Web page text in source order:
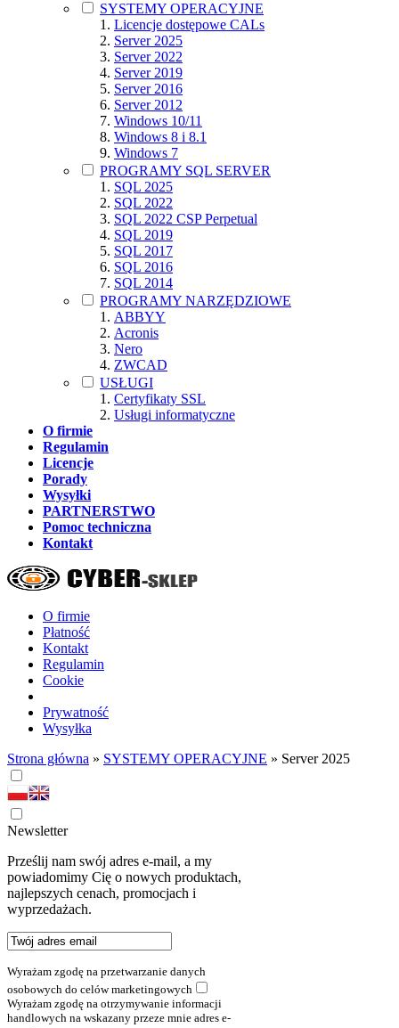
SYSTEMY OPERACYJNE
Licencje dostępowe CALs
Server 2025
Server 2022
Server 2019
Server 2016
Server 2012
Windows 10/11
Windows 8 i 8.1
Windows 7
PROGRAMY SQL SERVER
SQL 2025
SQL 2022
SQL 2022 CSP Perpetual
SQL 2019
SQL 2017
SQL 2016
SQL 2014
PROGRAMY NARZĘDZIOWE
ABBYY
Acronis
Nero
ZWCAD
USŁUGI
Certyfikaty SSL
Usługi informatyczne
O firmie
Regulamin
Licencje
Porady
Wysyłki
PARTNERSTWO
Pomoc techniczna
Kontakt
O firmie
Płatność
Kontakt
Regulamin
Cookie
Prywatność
Wysyłka
Strona główna » SYSTEMY OPERACYJNE » Server 2025
Newsletter
Prześlij nam swój adres e-mail, a my
powiadomimy Cię o nowych produktach,
najlepszych cenach, promocjach i
wyprzedażach.
Wyrażam zgodę na przetwarzanie danych
osobowych do celów marketingowych
Wyrażam zgodę na otrzymywanie informacji
handlowych na wskazany przeze mnie adres e-